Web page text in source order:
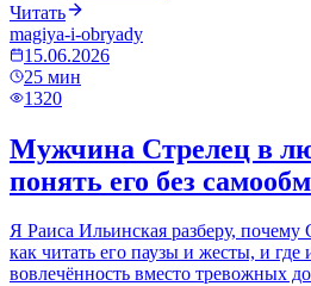
Читать
magiya-i-obryady
15.06.2026
25 мин
1320
Мужчина Стрелец в
понять его без
Я Раиса Ильинская разберу, почему
как читать его паузы и жесты, и где
вовлечённость вместо тревожных